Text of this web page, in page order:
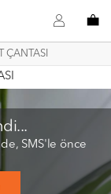
o B
ÇANTASI
SMS'le önce